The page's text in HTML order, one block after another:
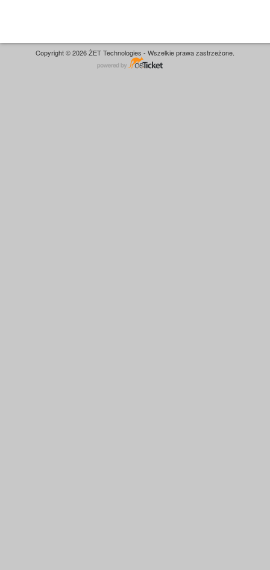
Copyright © 2026 ŻET Technologies - Wszelkie prawa zastrzeżone.